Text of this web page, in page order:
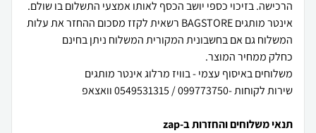
הרכישה. בזיכוי כספי יושב הכסף לאותו אמצעי התשלום בו שולם.
אינטר מותגים BAGSTORE רשאית לקזז מסכום ההחזר את עלות
המשלוח גם אם בחשבונית המקורית המשלוח ניתן בחינם
שירות לקוחות -099773750 / 0549531315 וואצאפ
תנאי משלוחים והחזרות ב-zap